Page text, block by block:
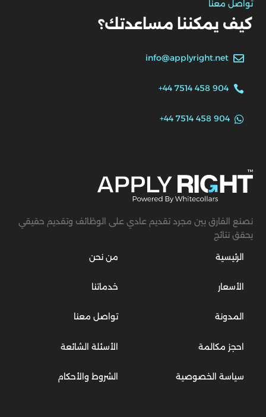

info@applyright.net

+44 7514 458 904

+44 7514 458 904
تواصل معنا
كيف يمكننا مساعدتك؟
الرئيسية من نحن
الأسعار خدماتنا
المدونة تواصل معنا
احجز مكالمة الأسئلة الشائعة
سياسة الخصوصية الشروط والأحكام
نصنع الفارق بين مجرد تقديم عادي على الوظائف وتقديم حقيقي
يحقق نتائج